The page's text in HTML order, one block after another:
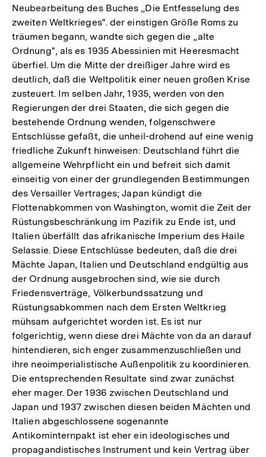
Neubearbeitung des Buches „Die Entfesselung des
zweiten Weltkrieges". der einstigen Größe Roms zu
träumen begann, wandte sich gegen die „alte
Ordnung", als es 1935 Abessinien mit Heeresmacht
überfiel. Um die Mitte der dreißiger Jahre wird es
deutlich, daß die Weltpolitik einer neuen großen Krise
zusteuert. Im selben Jahr, 1935, werden von den
Regierungen der drei Staaten, die sich gegen die
bestehende Ordnung wenden, folgenschwere
Entschlüsse gefaßt, die unheil-drohend auf eine wenig
friedliche Zukunft hinweisen: Deutschland führt die
allgemeine Wehrpflicht ein und befreit sich damit
einseitig von einer der grundlegenden Bestimmungen
des Versailler Vertrages; Japan kündigt die
Flottenabkommen von Washington, womit die Zeit der
Rüstungsbeschränkung im Pazifik zu Ende ist, und
Italien überfällt das afrikanische Imperium des Haile
Selassie. Diese Entschlüsse bedeuten, daß die drei
Mächte Japan, Italien und Deutschland endgültig aus
der Ordnung ausgebrochen sind, wie sie durch
Friedensverträge, Völkerbundssatzung und
Rüstungsabkommen nach dem Ersten Weltkrieg
mühsam aufgerichtet worden ist. Es ist nur
folgerichtig, wenn diese drei Mächte von da an darauf
hintendieren, sich enger zusammenzuschließen und
ihre neoimperialistische Außenpolitik zu koordinieren.
Die entsprechenden Resultate sind zwar zunächst
eher mager. Der 1936 zwischen Deutschland und
Japan und 1937 zwischen diesen beiden Mächten und
Italien abgeschlossene sogenannte
Antikominternpakt ist eher ein ideologisches und
propagandistisches Instrument und kein Vertrag über